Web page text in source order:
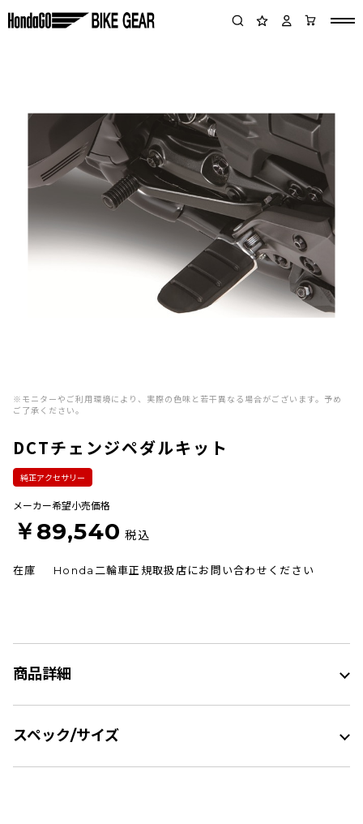
※モニターやご利用環境により、実際の色味と若干異なる場合がございます。予め
ご了承ください。
純正アクセサリー
DCTチェンジペダルキット
メーカー希望小売価格
￥89,540 税込
在庫 Honda二輪車正規取扱店にお問い合わせください
商品詳細
スペック/サイズ